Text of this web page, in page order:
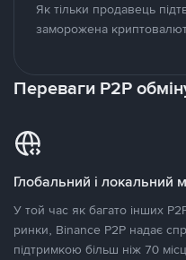
Як тільки продавець
заморожена
Переваги P2P
Глобальний і локальний
У той час як багато інших
ринки, Binance P2P надає
підтримкою більш ніж 70